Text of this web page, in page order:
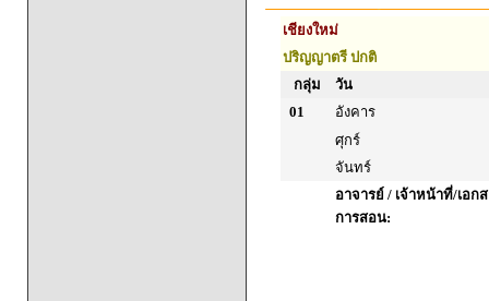
เชียงใหม่
ปริญญาตรี ปกติ
กลุ่ม
วัน
01
อังคาร
ศุกร์
จันทร์
อาจารย์ / เจ้าหน้าที่/เอก
การสอน: